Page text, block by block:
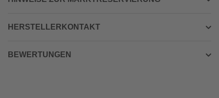
HERSTELLERKONTAKT
BEWERTUNGEN